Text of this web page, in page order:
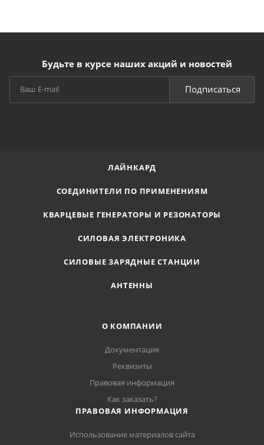
Будьте в курсе наших акций и новостей
Подписаться
ЛАЙНКАРД
СОЕДИНИТЕЛИ ПО ПРИМЕНЕНИЯМ
КВАРЦЕВЫЕ ГЕНЕРАТОРЫ И РЕЗОНАТОРЫ
СИЛОВАЯ ЭЛЕКТРОНИКА
СИЛОВЫЕ ЗАРЯДНЫЕ СТАНЦИИ
АНТЕННЫ
О КОМПАНИИ
Документация
Реквизиты
Правовая информация
Как заказать?
ПРАВОВАЯ ИНФОРМАЦИЯ
Использование материалов сайта